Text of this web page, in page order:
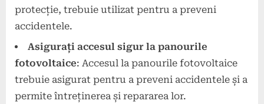
protecție, trebuie utilizat pentru a preveni
accidentele.
Asigurați accesul sigur la panourile
fotovoltaice: Accesul la panourile fotovoltaice
trebuie asigurat pentru a preveni accidentele și a
permite întreținerea și repararea lor.